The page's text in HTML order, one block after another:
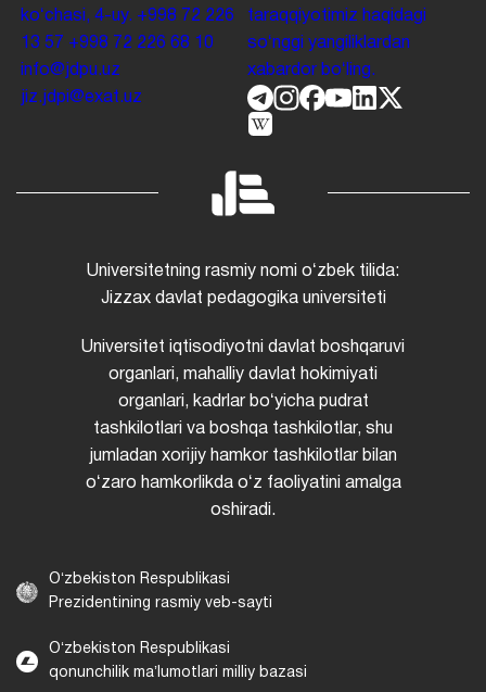
koʻchasi, 4-uy. +998 72 226
13 57 +998 72 226 68 10
info@jdpu.uz
jiz.jdpi@exat.uz
taraqqiyotimiz haqidagi
soʻnggi yangiliklardan
xabardor boʻling.
Universitetning rasmiy nomi oʻzbek tilida:
Jizzax davlat pedagogika universiteti
Universitet iqtisodiyotni davlat boshqaruvi
organlari, mahalliy davlat hokimiyati
organlari, kadrlar boʻyicha pudrat
tashkilotlari va boshqa tashkilotlar, shu
jumladan xorijiy hamkor tashkilotlar bilan
oʻzaro hamkorlikda oʻz faoliyatini amalga
oshiradi.
Oʻzbekiston Respublikasi
Prezidentining rasmiy veb-sayti
Oʻzbekiston Respublikasi
qonunchilik maʼlumotlari milliy bazasi